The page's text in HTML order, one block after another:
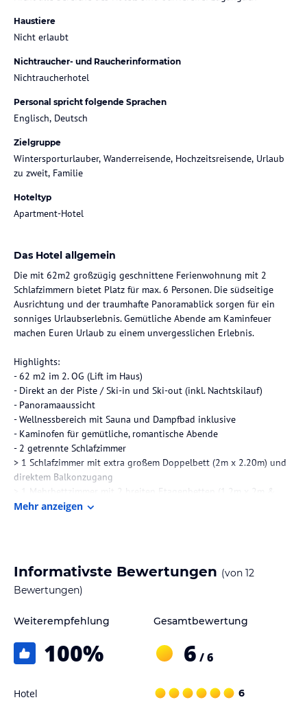
Haustiere
Nicht erlaubt
Nichtraucher- und Raucherinformation
Nichtraucherhotel
Personal spricht folgende Sprachen
Englisch, Deutsch
Zielgruppe
Wintersporturlauber, Wanderreisende, Hochzeitsreisende, Urlaub
zu zweit, Familie
Hoteltyp
Apartment-Hotel
Das Hotel allgemein
Die mit 62m2 großzügig geschnittene Ferienwohnung mit 2
Schlafzimmern bietet Platz für max. 6 Personen. Die südseitige
Ausrichtung und der traumhafte Panoramablick sorgen für ein
sonniges Urlaubserlebnis. Gemütliche Abende am Kaminfeuer
machen Euren Urlaub zu einem unvergesslichen Erlebnis.
Highlights:
- 62 m2 im 2. OG (Lift im Haus)
- Direkt an der Piste / Ski-in und Ski-out (inkl. Nachtskilauf)
- Panoramaaussicht
- Wellnessbereich mit Sauna und Dampfbad inklusive
- Kaminofen für gemütliche, romantische Abende
- 2 getrennte Schlafzimmer
> 1 Schlafzimmer mit extra großem Doppelbett (2m x 2.20m) und
direktem Balkonzugang
> 1 Mehrbettzimmer mit 2 breiten Etagenbetten (1.2m x 2m &
0.9m x 2m)
- Luxuriöse, voll ausgestattete Küche mit Arbeitsplatte aus
Naturstein, Nespresso Kaffeemaschine, Geschirrspüler,
Induktionsherd, Backofen, Mikrowelle und geräumigem
- 46″ Fernseher
Doppelwaschbecken
- Separates WC
- Waschmaschine & Trockner mit Münzautomat
Mehr anzeigen
Informativste Bewertungen (von 12
Bewertungen)
Weiterempfehlung
100%
Gesamtbewertung
6 / 6
Hotel 6